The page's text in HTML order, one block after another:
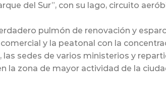
del Sur”, con su lago, circuito
pulmón de renovación y
y la peatonal con la
las sedes de varios ministerios y
la zona de mayor actividad de la